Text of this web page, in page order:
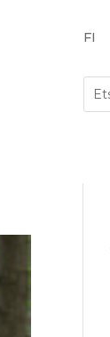
FI